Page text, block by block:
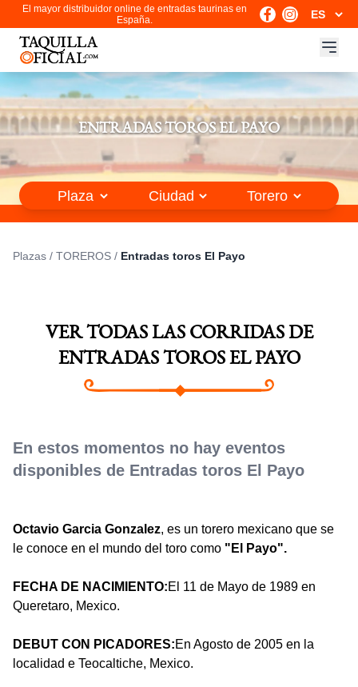
El mayor distribuidor online de entradas taurinas en
España.
ENTRADAS TOROS EL PAYO
Plazas / TOREROS / Entradas toros El Payo
VER TODAS LAS CORRIDAS DE
ENTRADAS TOROS EL PAYO
En estos momentos no hay eventos
disponibles de Entradas toros El Payo
Octavio Garcia Gonzalez, es un torero mexicano que se
le conoce en el mundo del toro como "El Payo".
FECHA DE NACIMIENTO:El 11 de Mayo de 1989 en
Queretaro, Mexico.
DEBUT CON PICADORES:En Agosto de 2005 en la
localidad e Teocaltiche, Mexico.